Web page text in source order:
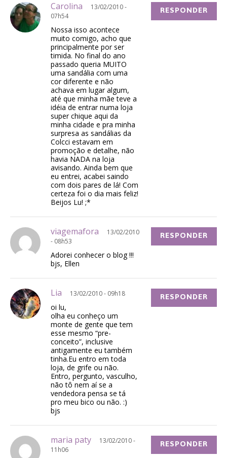
Carolina
13/02/2010 -
07h54
Nossa isso acontece
muito comigo, acho que
principalmente por ser
timida. No final do ano
passado queria MUITO
uma sandália com uma
cor diferente e não
achava em lugar algum,
até que minha mãe teve a
idéia de entrar numa loja
super chique aqui da
minha cidade e pra minha
surpresa as sandálias da
Colcci estavam em
promoção e detalhe, não
havia NADA na loja
avisando. Ainda bem que
eu entrei, acabei saindo
com dois pares de lá! Com
certeza foi o dia mais feliz!
Beijos Lu! ;*
RESPONDER
viagemafora
13/02/2010
- 08h53
Adorei conhecer o blog !!!
bjs, Ellen
RESPONDER
Lia 13/02/2010 - 09h18
oi lu,
olha eu conheço um
monte de gente que tem
esse mesmo “pre-
conceito”, inclusive
antigamente eu também
tinha.Eu entro em toda
loja, de grife ou não.
Entro, pergunto, vasculho,
não tô nem aí se a
vendedora pensa se tá
pro meu bico ou não. :)
bjs
RESPONDER
maria paty
13/02/2010 -
11h06
RESPONDER